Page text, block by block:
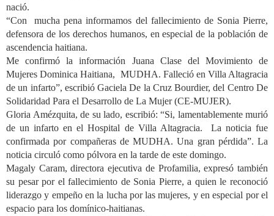
nació.
“Con mucha pena informamos del fallecimiento de Sonia Pierre,
defensora de los derechos humanos, en especial de la población de
ascendencia haitiana.
Me confirmó la información Juana Clase del Movimiento de
Mujeres Dominica Haitiana, MUDHA. Falleció en Villa Altagracia
de un infarto”, escribió Gaciela De la Cruz Bourdier, del Centro De
Solidaridad Para el Desarrollo de La Mujer (CE-MUJER).
Gloria Amézquita, de su lado, escribió: “Si, lamentablemente murió
de un infarto en el Hospital de Villa Altagracia. La noticia fue
confirmada por compañeras de MUDHA. Una gran pérdida”. La
noticia circuló como pólvora en la tarde de este domingo.
Magaly Caram, directora ejecutiva de Profamilia, expresó también
su pesar por el fallecimiento de Sonia Pierre, a quien le reconoció
liderazgo y empeño en la lucha por las mujeres, y en especial por el
espacio para los domínico-haitianas.